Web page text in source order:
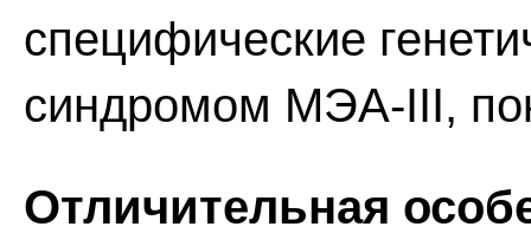
специфические
синдромом МЭА-III,
Отличительная